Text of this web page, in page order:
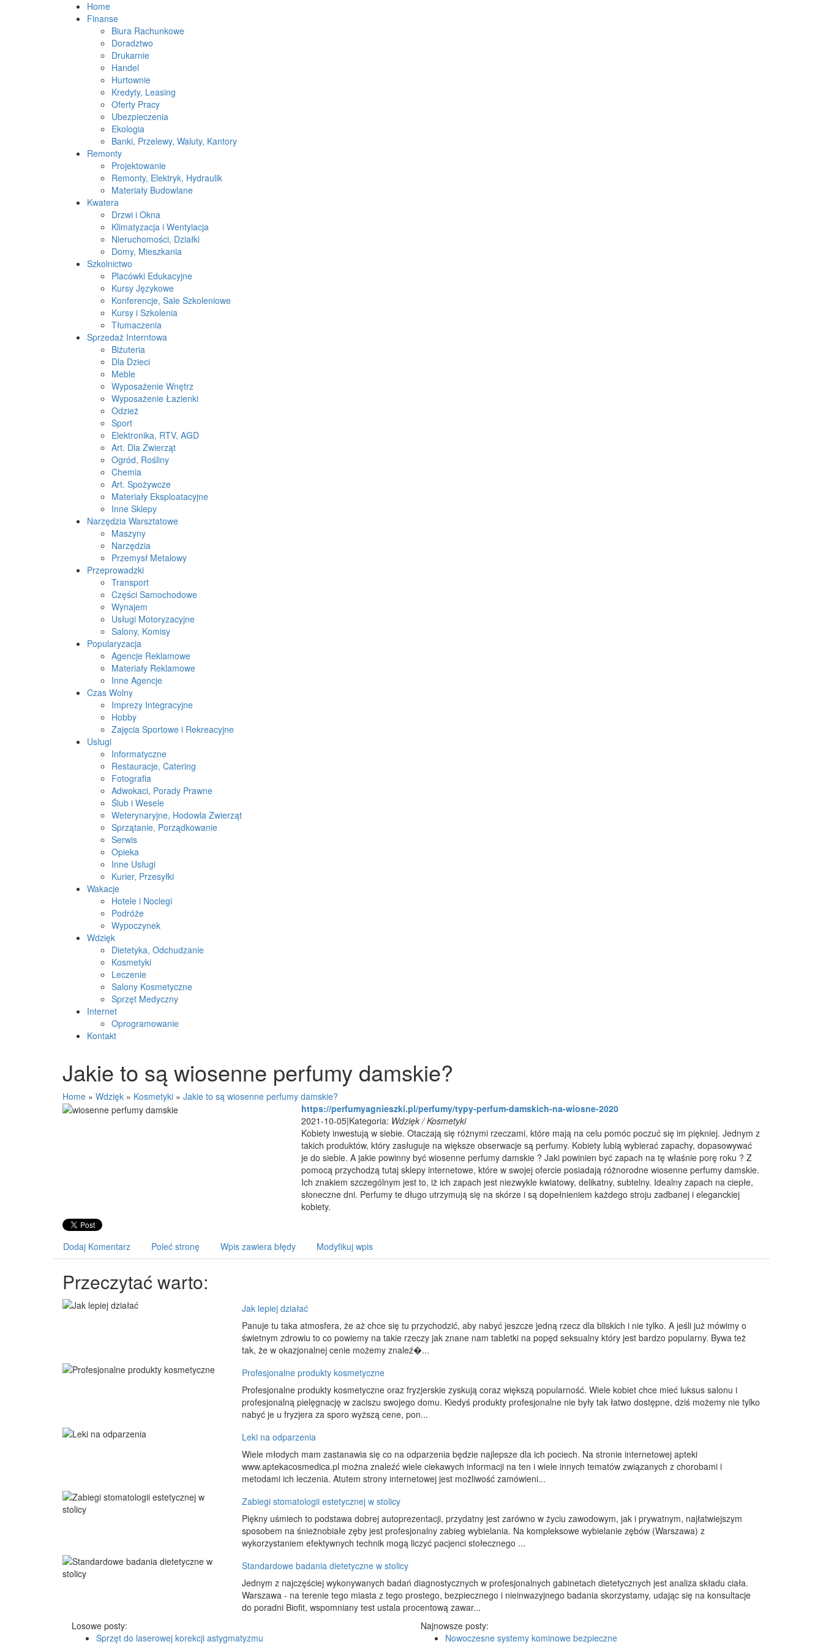
Home
Finanse
Biura Rachunkowe
Doradztwo
Drukarnie
Handel
Hurtownie
Kredyty, Leasing
Oferty Pracy
Ubezpieczenia
Ekologia
Banki, Przelewy, Waluty, Kantory
Remonty
Projektowanie
Remonty, Elektryk, Hydraulik
Materiały Budowlane
Kwatera
Drzwi i Okna
Klimatyzacja i Wentylacja
Nieruchomości, Działki
Domy, Mieszkania
Szkolnictwo
Placówki Edukacyjne
Kursy Językowe
Konferencje, Sale Szkoleniowe
Kursy i Szkolenia
Tłumaczenia
Sprzedaż Interntowa
Biżuteria
Dla Dzieci
Meble
Wyposażenie Wnętrz
Wyposażenie Łazienki
Odzież
Sport
Elektronika, RTV, AGD
Art. Dla Zwierząt
Ogród, Rośliny
Chemia
Art. Spożywcze
Materiały Eksploatacyjne
Inne Sklepy
Narzędzia Warsztatowe
Maszyny
Narzędzia
Przemysł Metalowy
Przeprowadzki
Transport
Części Samochodowe
Wynajem
Usługi Motoryzacyjne
Salony, Komisy
Popularyzacja
Agencje Reklamowe
Materiały Reklamowe
Inne Agencje
Czas Wolny
Imprezy Integracyjne
Hobby
Zajęcia Sportowe i Rekreacyjne
Usługi
Informatyczne
Restauracje, Catering
Fotografia
Adwokaci, Porady Prawne
Ślub i Wesele
Weterynaryjne, Hodowla Zwierząt
Sprzątanie, Porządkowanie
Serwis
Opieka
Inne Usługi
Kurier, Przesyłki
Wakacje
Hotele i Noclegi
Podróże
Wypoczynek
Wdzięk
Dietetyka, Odchudzanie
Kosmetyki
Leczenie
Salony Kosmetyczne
Sprzęt Medyczny
Internet
Oprogramowanie
Kontakt
Jakie to są wiosenne perfumy damskie?
Home » Wdzięk » Kosmetyki » Jakie to są wiosenne perfumy damskie?
https://perfumyagnieszki.pl/perfumy/typy-perfum-damskich-na-wiosne-2020
2021-10-05|Kategoria: Wdzięk / Kosmetyki
Kobiety inwestują w siebie. Otaczają się różnymi rzeczami, które mają na celu pomóc poczuć się im piękniej. Jednym z
takich produktów, który zasługuje na większe obserwacje są perfumy. Kobiety lubią wybierać zapachy, dopasowywać
je do siebie. A jakie powinny być wiosenne perfumy damskie ? Jaki powinien być zapach na tę właśnie porę roku ? Z
pomocą przychodzą tutaj sklepy internetowe, które w swojej ofercie posiadają różnorodne wiosenne perfumy damskie.
Ich znakiem szczególnym jest to, iż ich zapach jest niezwykle kwiatowy, delikatny, subtelny. Idealny zapach na ciepłe,
słoneczne dni. Perfumy te długo utrzymują się na skórze i są dopełnieniem każdego stroju zadbanej i eleganckiej
kobiety.
Dodaj Komentarz Poleć stronę Wpis zawiera błędy Modyfikuj wpis
Przeczytać warto:
Jak lepiej działać
Panuje tu taka atmosfera, że aż chce się tu przychodzić, aby nabyć jeszcze jedną rzecz dla bliskich i nie tylko. A jeśli już mówimy o
świetnym zdrowiu to co powiemy na takie rzeczy jak znane nam tabletki na popęd seksualny który jest bardzo popularny. Bywa też
tak, że w okazjonalnej cenie możemy znaleź�...
Profesjonalne produkty kosmetyczne
Profesjonalne produkty kosmetyczne oraz fryzjerskie zyskują coraz większą popularność. Wiele kobiet chce mieć luksus salonu i
profesjonalną pielęgnację w zaciszu swojego domu. Kiedyś produkty profesjonalne nie były tak łatwo dostępne, dziś możemy nie tylko
nabyć je u fryzjera za sporo wyższą cene, pon...
Leki na odparzenia
Wiele młodych mam zastanawia się co na odparzenia będzie najlepsze dla ich pociech. Na stronie internetowej apteki
www.aptekacosmedica.pl można znaleźć wiele ciekawych informacji na ten i wiele innych tematów związanych z chorobami i
metodami ich leczenia. Atutem strony internetowej jest możliwość zamówieni...
Zabiegi stomatologii estetycznej w stolicy
Piękny uśmiech to podstawa dobrej autoprezentacji, przydatny jest zarówno w życiu zawodowym, jak i prywatnym, najłatwiejszym
sposobem na śnieżnobiałe zęby jest profesjonalny zabieg wybielania. Na kompleksowe wybielanie zębów (Warszawa) z
wykorzystaniem efektywnych technik mogą liczyć pacjenci stołecznego ...
Standardowe badania dietetyczne w stolicy
Jednym z najczęściej wykonywanych badań diagnostycznych w profesjonalnych gabinetach dietetycznych jest analiza składu ciała.
Warszawa - na terenie tego miasta z tego prostego, bezpiecznego i nieinwazyjnego badania skorzystamy, udając się na konsultacje
do poradni Biofit, wspomniany test ustala procentową zawar...
Losowe posty:
Sprzęt do laserowej korekcji astygmatyzmu
Najnowsze posty:
Nowoczesne systemy kominowe bezpieczne